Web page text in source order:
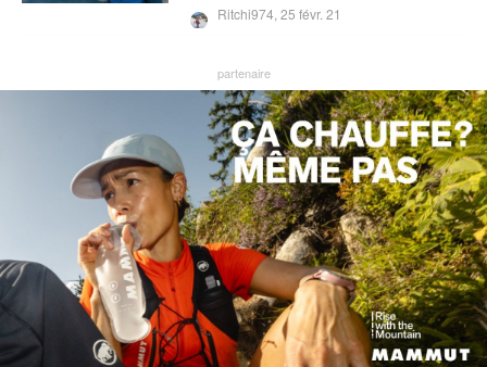
Ritchi974, 25 févr. 21